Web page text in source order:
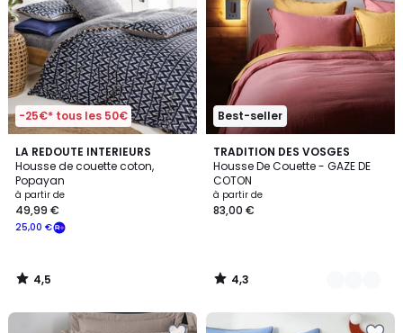
-25€* tous les 50€
LA REDOUTE INTERIEURS
Housse de couette coton,
Popayan
à partir de
25,00 €
49,99 €
4,5
/ 5
4,5
/
Best-seller
TRADITION DES VOSGES
Housse De Couette - GAZE DE
COTON
à partir de
83,00 €
4,3
/ 5
8
Couleurs
4,3
/